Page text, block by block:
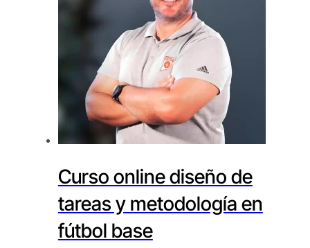
Curso online diseño de
tareas y metodología en
fútbol base